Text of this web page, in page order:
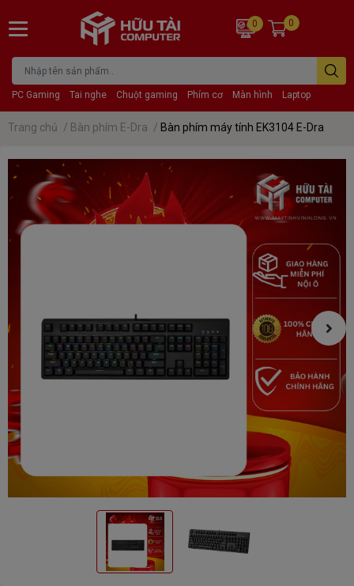
PC Gaming Tai nghe Chuột gaming Phím cơ Màn hình Laptop
0 0
Trang chủ / Bàn phím E-Dra / Bàn phím máy tính EK3104 E-Dra